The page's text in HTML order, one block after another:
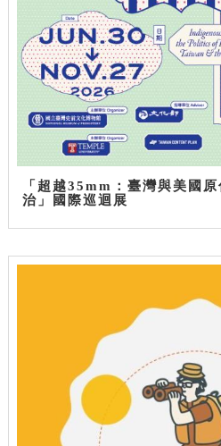
「超越35mm：臺灣與美國
治」國際巡迴展